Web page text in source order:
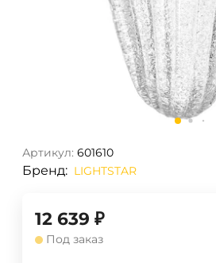
Артикул: 601610
Бренд: LIGHTSTAR
12 639 ₽
Под заказ